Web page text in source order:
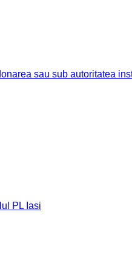
sau sub autoritatea
PL Iasi